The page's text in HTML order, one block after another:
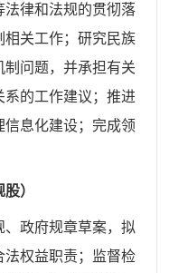
法律和法规的贯彻落
相关工作；研究民族
问题，并承担有关
的工作建议；推进
息化建设； 完成领
）
政府规章草案，拟
权益职责；
监督检